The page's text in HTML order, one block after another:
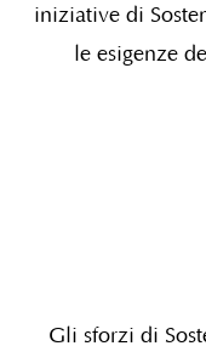
iniziative di
le esigenze
Gli sforzi di